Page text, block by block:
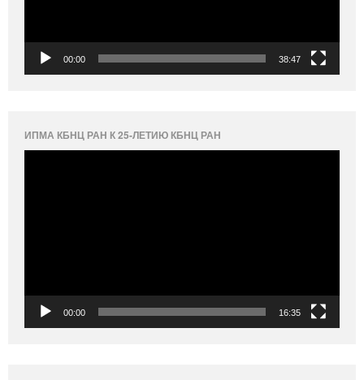
00:00 38:47
ИПМА КБНЦ РАН К 25-ЛЕТИЮ КБНЦ РАН
00:00 16:35